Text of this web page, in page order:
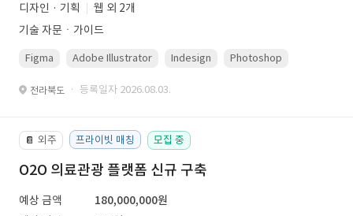
디자인 · 기획
웹 외 2개
기술 자문ㆍ가이드
Figma Adobe Illustrator Indesign Photoshop
전라북도 · 등록일자 2026.08.03.
📔 외주 프라이빗 매칭 모집 중
O2O 의료관광 플랫폼 신규 구축
예상 금액
180,000,000원